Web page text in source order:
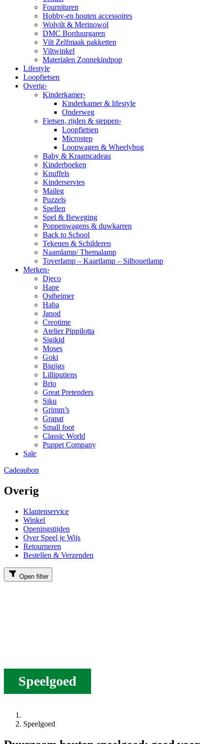
Fournituren
Hobby-en houten accessoires
Wolvilt & Merinowol
DMC Borduurgaren
Vilt Zelfmaak pakketten
Viltwinkel
Materialen Zonnekindpop
Lifestyle
Loopfietsen
Overig›
Kinderkamer›
Kinderkamer & lifestyle
Onderweg
Fietsen, rijden & steppen›
Loopfietsen
Microstep
Loopwagen & Wheelybug
Baby & Kraamcadeau
Kinderboeken
Knuffels
Kinderservies
Maileg
Puzzels
Spellen
Spel & Beweging
Poppenwagens & duwkarren
Back to School
Tekenen & Schilderen
Naamlamp/ Themalamp
Toverlamp – Kaartlamp – Silhouetlamp
Merken›
Djeco
Hape
Ostheimer
Haba
Janod
Creotime
Atelier Pippilotta
Sigikid
Moses
Goki
Bigjigs
Lilliputiens
Brio
Great Pretenders
Siku
Grimm’s
Grapat
Small foot
Classic World
Puppet Company
Sale
Cadeaubon
Overig
Klantenservice
Winkel
Openingstijden
Over Speel je Wijs
Retourneren
Bestellen & Verzenden
Open filter
Speelgoed
Speelgoed